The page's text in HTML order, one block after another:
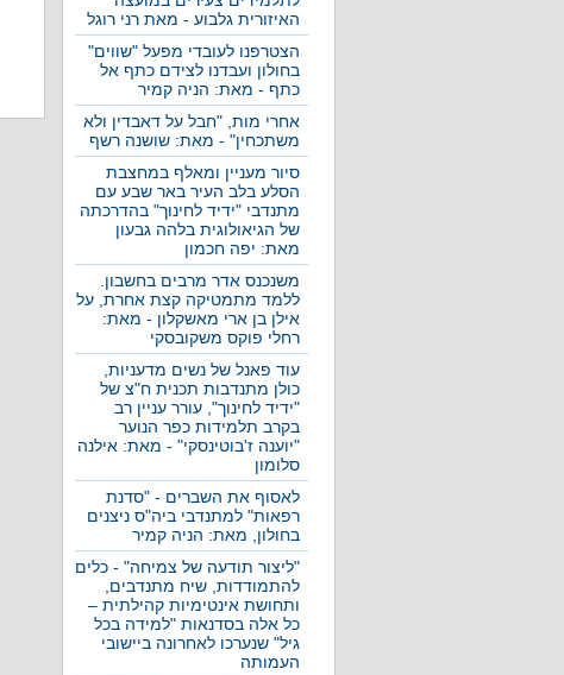
האיזורית גלבוע - מאת רני רוגל
הצטרפנו לעובדי מפעל "שווים"
בחולון ועבדנו לצידם כתף אל
כתף - מאת: הניה קמיר
אחרי מות, "חבל על דאבדין ולא
משתכחין" - מאת: שושנה רשף
סיור מעניין ומאלף במחצבת
הסלע בלב העיר באר שבע עם
מתנדבי "ידיד לחינוך" בהדרכתה
של הגיאולוגית בלהה גבעון
מאת: יפה חכמון
משנכנס אדר מרבים בחשבון.
ללמד מתמטיקה קצת אחרת, על
אילן בן ארי מאשקלון - מאת:
רחלי פוקס משקובסקי
עוד פאנל של נשים מדעניות,
כולן מתנדבות תכנית ח"צ של
"ידיד לחינוך", עורר עניין רב
בקרב תלמידות כפר הנוער
"יוענה ז'בוטינסקי" - מאת: אילנה
סלומון
לאסוף את השברים - "סדנת
רפאות" למתנדבי ביה"ס ניצנים
בחולון, מאת: הניה קמיר
"ליצור תודעה של צמיחה" - כלים
להתמודדות, שיח מתנדבים,
ותחושת אינטימיות קהילתית –
כל אלה בסדנאות "למידה בכל
גיל" שנערכו לאחרונה ביישובי
העמותה